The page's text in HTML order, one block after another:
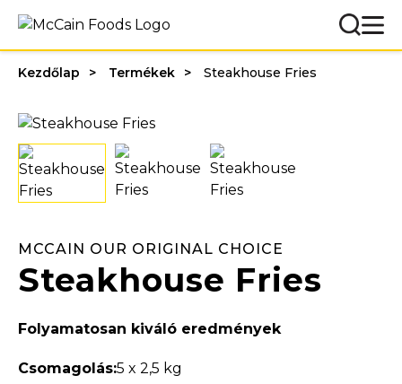
Kezdőlap Termékek Steakhouse Fries
MCCAIN OUR ORIGINAL CHOICE
Steakhouse Fries
Folyamatosan kiváló eredmények
Csomagolás:5 x 2,5 kg